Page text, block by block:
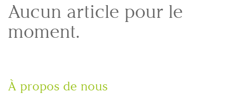
Aucun article pour le
moment.
À propos de nous